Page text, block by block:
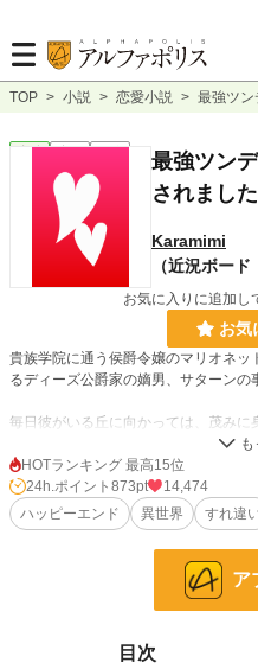
TOP > 小説 > 恋愛小説 > 最強ツン
恋愛 完結 長編
最強ツン
されました
Karamimi
（近況ボード
お気に入りに追加し
お気
貴族学院に通う侯爵令嬢のマリオネ
るディーズ公爵家の嫡男、サターンの
毎日彼がいる丘に向かっては、茂みに
「サターン様、なんて素敵なのかしら
そう呟き、うっとりと見つめるマリオ
られた過去があるのだ。サターンにど
ットは、サターンに近づこうと日々企
そんな中、サターン様と話すチャン
マリオネットだったが、あっさりとサ
本来ならサターンの恐ろしさに震え
HOTランキング 最高15位
24h.ポイント 873pt
14,474
ハッピーエンド
異世界 すれ違
ア
目次